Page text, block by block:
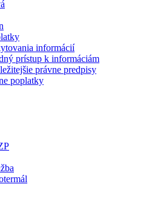
informácií
prístup k informáciám
právne predpisy
poplatky